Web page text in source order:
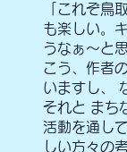
「これぞ鳥
も楽しい。
うなぁ～と
こう、作者
いますし、
それと まち
活動を通し
しい方々の